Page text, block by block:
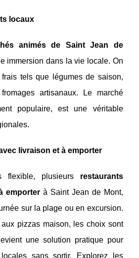
locaux
animés de Saint Jean de
immersion dans la vie locale. On
tels que légumes de saison,
artisanaux. Le marché
populaire, est une véritable
livraison et à emporter
flexible, plusieurs restaurants
emporterà Saint Jean de Mont,
sur la plage ou en excursion.
pizzas maison, les choix sont
une solution pratique pour
sans sortir. Explorez les